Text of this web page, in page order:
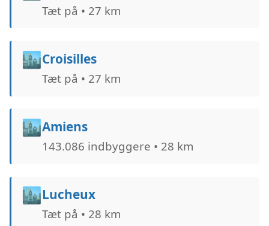
Tæt på • 27 km
🏙️Croisilles
Tæt på • 27 km
🏙️Amiens
143.086 indbyggere • 28 km
🏙️Lucheux
Tæt på • 28 km